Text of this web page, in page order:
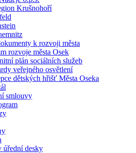
Krušnohoří
k rozvoji města
rozvoje města Osek
plán sociálních služeb
veřejného osvětlení
dětských hřišť Města Oseka
smlouvy
úřední desky